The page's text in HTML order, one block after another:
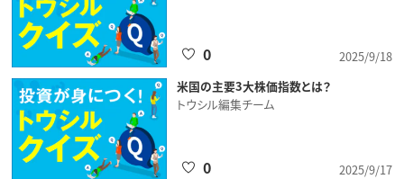
2025/9/18
0
米国の主要3大株価指数とは？
トウシル編集チーム
2025/9/17
0